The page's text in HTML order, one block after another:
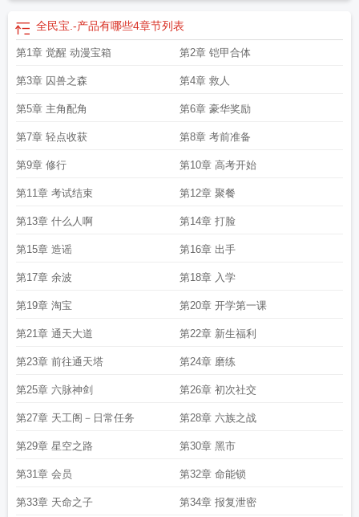
全民宝.-产品有哪些4章节列表
第1章 觉醒 动漫宝箱 第2章 铠甲合体
第3章 囚兽之森 第4章 救人
第5章 主角配角 第6章 豪华奖励
第7章 轻点收获 第8章 考前准备
第9章 修行 第10章 高考开始
第11章 考试结束 第12章 聚餐
第13章 什么人啊 第14章 打脸
第15章 造谣 第16章 出手
第17章 余波 第18章 入学
第19章 淘宝 第20章 开学第一课
第21章 通天大道 第22章 新生福利
第23章 前往通天塔 第24章 磨练
第25章 六脉神剑 第26章 初次社交
第27章 天工阁－日常任务 第28章 六族之战
第29章 星空之路 第30章 黑市
第31章 会员 第32章 命能锁
第33章 天命之子 第34章 报复泄密